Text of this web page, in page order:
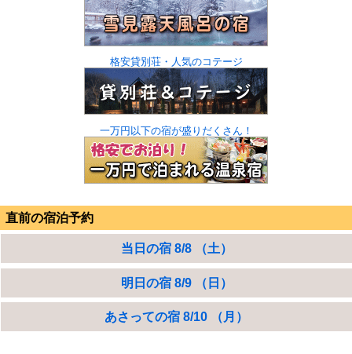
格安貸別荘・人気のコテージ
一万円以下の宿が盛りだくさん！
直前の宿泊予約
当日の宿 8/8 （土）
明日の宿 8/9 （日）
あさっての宿 8/10 （月）